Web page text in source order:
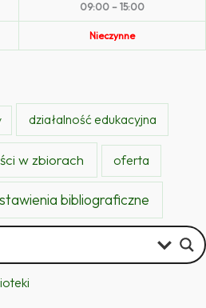
09:00 – 15:00
Nieczynne
działalność edukacyjna
w zbiorach oferta
bibliograficzne